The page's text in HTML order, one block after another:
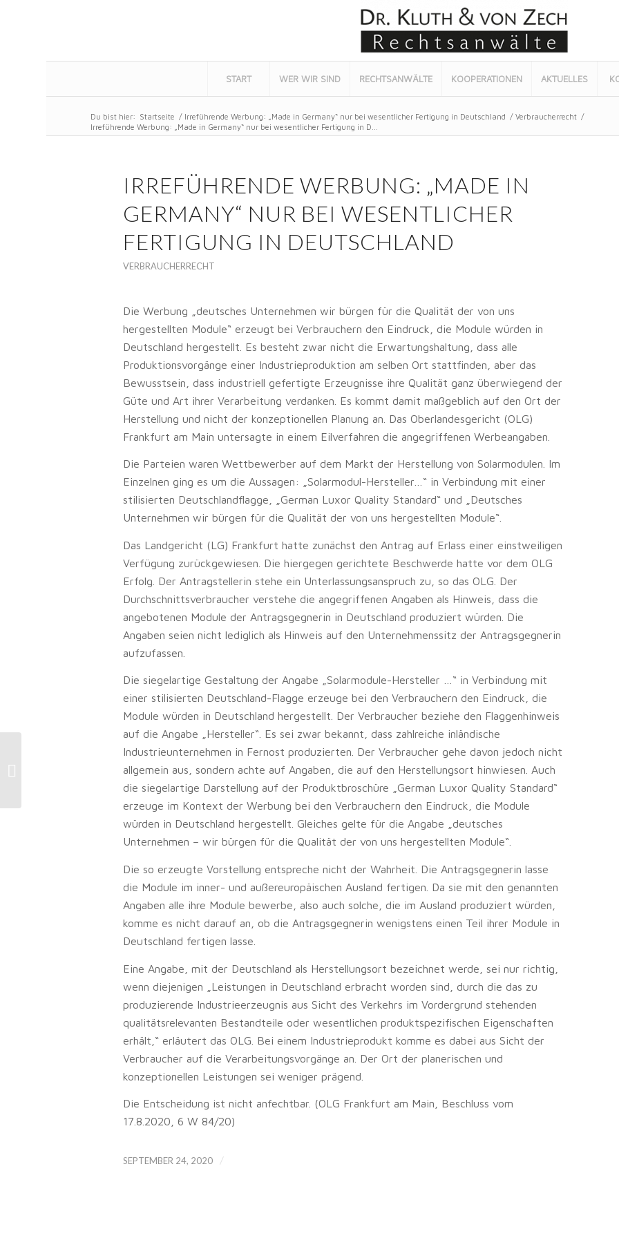
START WER WIR SIND RECHTSANWÄLTE KOOPERATIONEN AKTUELLES
Du bist hier: Startseite / Irreführende Werbung: „Made in Germany“ nur bei wesentlicher Fertigung in Deutschland / Verbraucherrecht /
Irreführende Werbung: „Made in Germany“ nur bei wesentlicher Fertigung in D...
IRREFÜHRENDE WERBUNG: „MADE IN
GERMANY“ NUR BEI WESENTLICHER
FERTIGUNG IN DEUTSCHLAND
VERBRAUCHERRECHT
Die Werbung „deutsches Unternehmen wir bürgen für die Qualität der von uns
hergestellten Module“ erzeugt bei Verbrauchern den Eindruck, die Module würden in
Deutschland hergestellt. Es besteht zwar nicht die Erwartungshaltung, dass alle
Produktionsvorgänge einer Industrieproduktion am selben Ort stattfinden, aber das
Bewusstsein, dass industriell gefertigte Erzeugnisse ihre Qualität ganz überwiegend der
Güte und Art ihrer Verarbeitung verdanken. Es kommt damit maßgeblich auf den Ort der
Herstellung und nicht der konzeptionellen Planung an. Das Oberlandesgericht (OLG)
Frankfurt am Main untersagte in einem Eilverfahren die angegriffenen Werbeangaben.
Die Parteien waren Wettbewerber auf dem Markt der Herstellung von Solarmodulen. Im
Einzelnen ging es um die Aussagen: „Solarmodul-Hersteller…“ in Verbindung mit einer
stilisierten Deutschlandflagge, „German Luxor Quality Standard“ und „Deutsches
Unternehmen wir bürgen für die Qualität der von uns hergestellten Module“.
Das Landgericht (LG) Frankfurt hatte zunächst den Antrag auf Erlass einer einstweiligen
Verfügung zurückgewiesen. Die hiergegen gerichtete Beschwerde hatte vor dem OLG
Erfolg. Der Antragstellerin stehe ein Unterlassungsanspruch zu, so das OLG. Der
Durchschnittsverbraucher verstehe die angegriffenen Angaben als Hinweis, dass die
angebotenen Module der Antragsgegnerin in Deutschland produziert würden. Die
Angaben seien nicht lediglich als Hinweis auf den Unternehmenssitz der Antragsgegnerin
aufzufassen.
Die siegelartige Gestaltung der Angabe „Solarmodule-Hersteller …“ in Verbindung mit
einer stilisierten Deutschland-Flagge erzeuge bei den Verbrauchern den Eindruck, die
Module würden in Deutschland hergestellt. Der Verbraucher beziehe den Flaggenhinweis
auf die Angabe „Hersteller“. Es sei zwar bekannt, dass zahlreiche inländische
Industrieunternehmen in Fernost produzierten. Der Verbraucher gehe davon jedoch nicht
allgemein aus, sondern achte auf Angaben, die auf den Herstellungsort hinwiesen. Auch
die siegelartige Darstellung auf der Produktbroschüre „German Luxor Quality Standard“
erzeuge im Kontext der Werbung bei den Verbrauchern den Eindruck, die Module
würden in Deutschland hergestellt. Gleiches gelte für die Angabe „deutsches
Unternehmen – wir bürgen für die Qualität der von uns hergestellten Module“.
Die so erzeugte Vorstellung entspreche nicht der Wahrheit. Die Antragsgegnerin lasse
die Module im inner- und außereuropäischen Ausland fertigen. Da sie mit den genannten
Angaben alle ihre Module bewerbe, also auch solche, die im Ausland produziert würden,
komme es nicht darauf an, ob die Antragsgegnerin wenigstens einen Teil ihrer Module in
Deutschland fertigen lasse.
Eine Angabe, mit der Deutschland als Herstellungsort bezeichnet werde, sei nur richtig,
wenn diejenigen „Leistungen in Deutschland erbracht worden sind, durch die das zu
produzierende Industrieerzeugnis aus Sicht des Verkehrs im Vordergrund stehenden
qualitätsrelevanten Bestandteile oder wesentlichen produktspezifischen Eigenschaften
erhält,“ erläutert das OLG. Bei einem Industrieprodukt komme es dabei aus Sicht der
Verbraucher auf die Verarbeitungsvorgänge an. Der Ort der planerischen und
konzeptionellen Leistungen sei weniger prägend.
Die Entscheidung ist nicht anfechtbar. (OLG Frankfurt am Main, Beschluss vom
17.8.2020, 6 W 84/20)
SEPTEMBER 24, 2020 /